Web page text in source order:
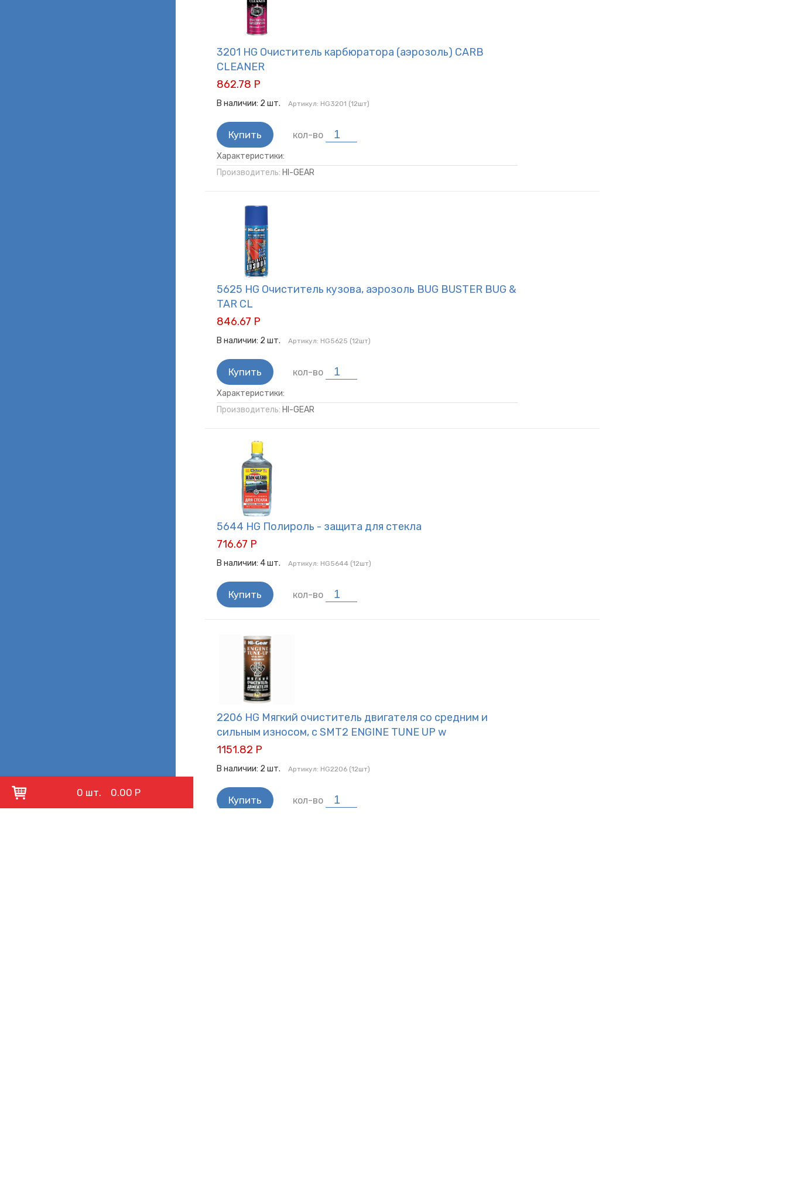
0 шт. 0.00 Р
3201 HG Очиститель карбюратора (аэрозоль) CARB
CLEANER
862.78 Р
В наличии: 2 шт. Артикул: HG3201 (12шт)
Купить кол-во
Характеристики:
Производитель: HI-GEAR
5625 HG Очиститель кузова, аэрозоль BUG BUSTER BUG &
TAR CL
846.67 Р
В наличии: 2 шт. Артикул: HG5625 (12шт)
Купить кол-во
Характеристики:
Производитель: HI-GEAR
5644 HG Полироль - защита для стекла
716.67 Р
В наличии: 4шт. Артикул: HG5644 (12шт)
Купить кол-во
2206 HG Мягкий очиститель двигателя со средним и
сильным износом, с SMT2 ENGINE TUNE UP w
1151.82 Р
В наличии: 2 шт. Артикул: HG2206 (12шт)
Купить кол-во